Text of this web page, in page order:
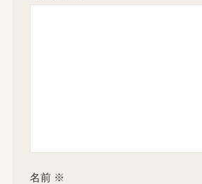
名前 ※